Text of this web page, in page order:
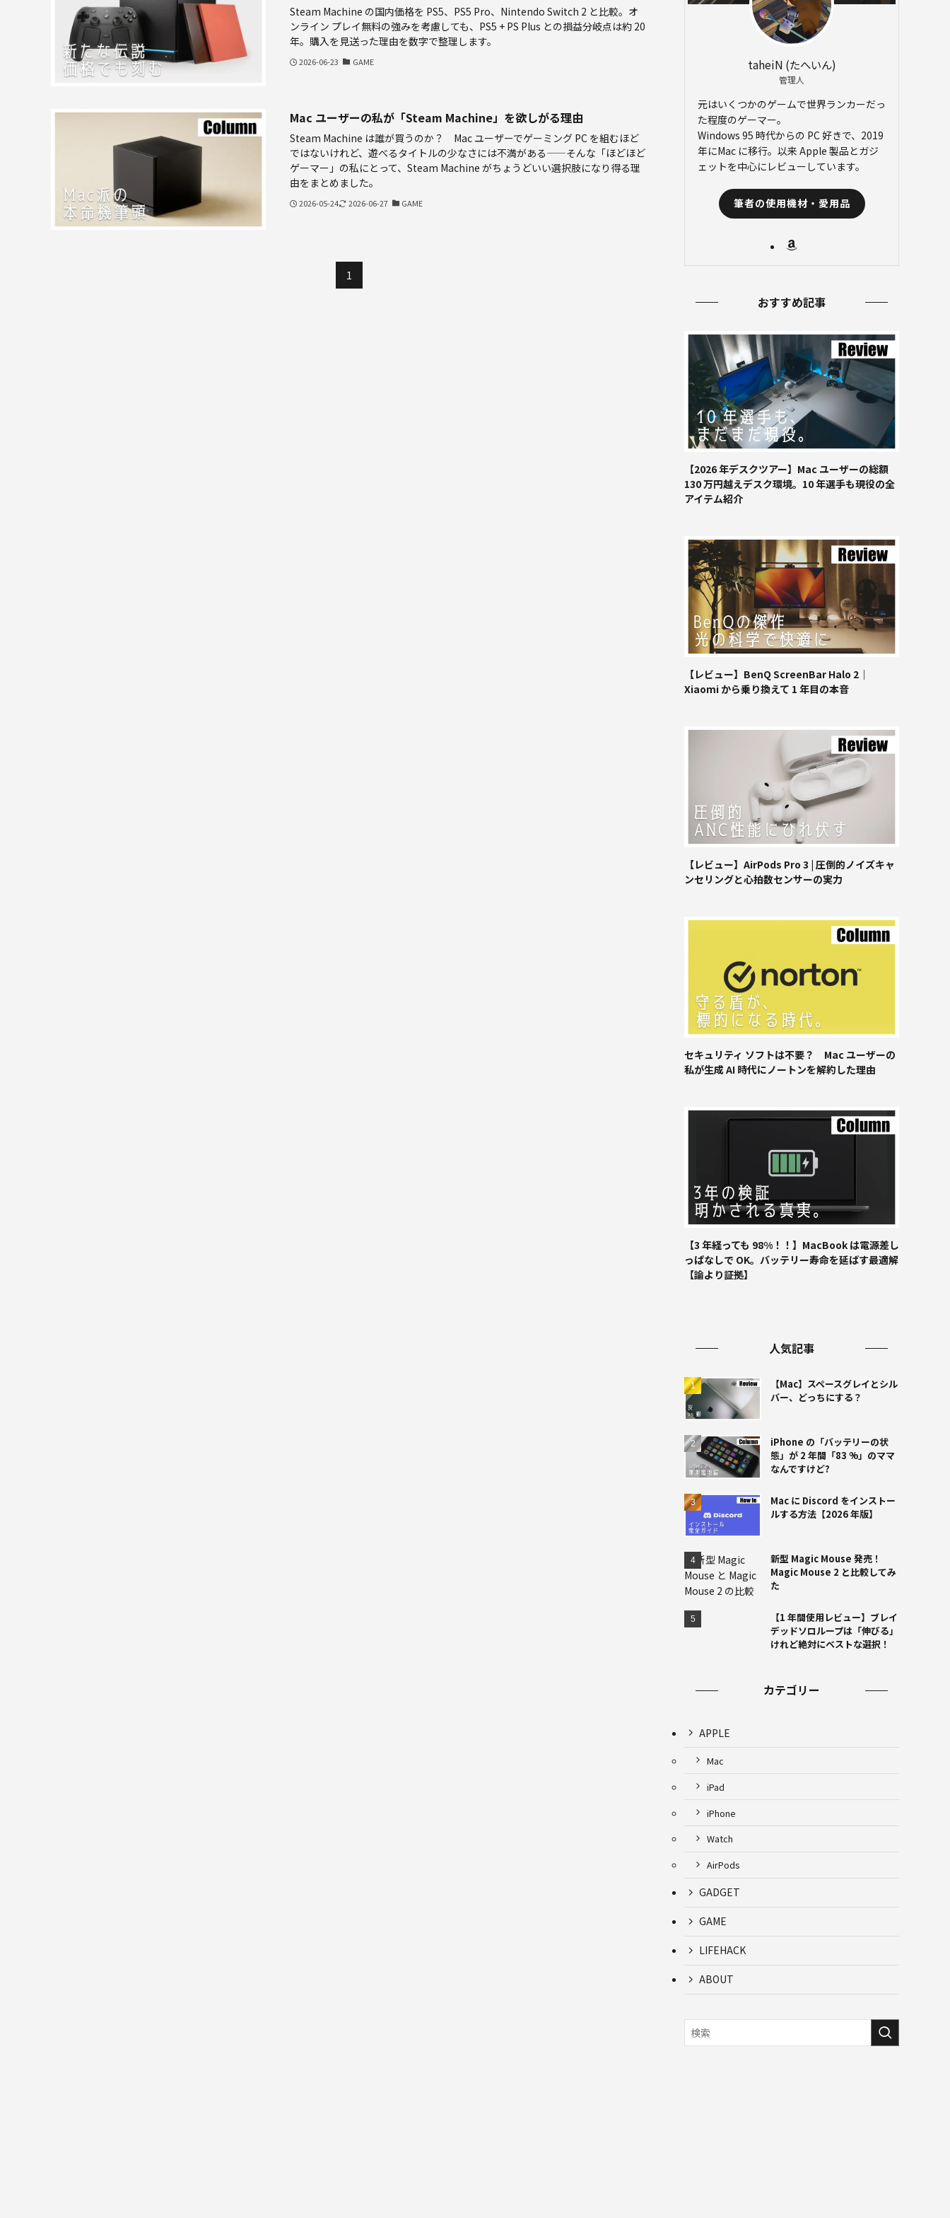
Steam Machine の国内価格を PS5、PS5 Pro、Nintendo Switch 2 と比較。オ
ンライン プレイ無料の強みを考慮しても、PS5 + PS Plus との損益分岐点は約 20
年。購入を見送った理由を数字で整理します。
2026-06-23 GAME
Mac ユーザーの私が「Steam Machine」を欲しがる理由
Steam Machine は誰が買うのか？ Mac ユーザーでゲーミング PC を組むほど
ではないけれど、遊べるタイトルの少なさには不満がある——そんな「ほどほど
ゲーマー」の私にとって、Steam Machine がちょうどいい選択肢になり得る理
由をまとめました。
2026-05-24 2026-06-27 GAME
1
taheiN (たへいん)
管理人
元はいくつかのゲームで世界ランカーだっ
た程度のゲーマー。
Windows 95 時代からの PC 好きで、2019
年にMac に移行。以来 Apple 製品とガジ
ェットを中心にレビューしています。
筆者の使用機材・愛用品
おすすめ記事
【2026 年デスクツアー】Mac ユーザーの総額
130 万円越えデスク環境。10 年選手も現役の全
アイテム紹介
【レビュー】BenQ ScreenBar Halo 2｜
Xiaomi から乗り換えて 1 年目の本音
【レビュー】AirPods Pro 3 | 圧倒的ノイズキャ
ンセリングと心拍数センサーの実力
セキュリティ ソフトは不要？ Mac ユーザーの
私が生成 AI 時代にノートンを解約した理由
【3 年経っても 98%！！】MacBook は電源差し
っぱなしで OK。バッテリー寿命を延ばす最適解
【論より証拠】
人気記事
【Mac】スペースグレイとシル
バー、どっちにする？
iPhone の「バッテリーの状
態」が 2 年間「83 %」のママ
なんですけど?
Mac に Discord をインストー
ルする方法【2026 年版】
新型 Magic Mouse 発売！
Magic Mouse 2 と比較してみ
た
【1 年間使用レビュー】ブレイ
デッドソロループは「伸びる」
けれど絶対にベストな選択！
カテゴリー
APPLE
Mac
iPad
iPhone
Watch
AirPods
GADGET
GAME
LIFEHACK
ABOUT